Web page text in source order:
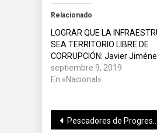
Relacionado
LOGRAR QUE LA
SEA TERRITORIO LIBRE DE
CORRUPCIÓN: Javier
septiembre 9, 2019
En «Nacional»
Navegación
Pescadores de Progreso reciben insumos del programa “Peso a Peso”